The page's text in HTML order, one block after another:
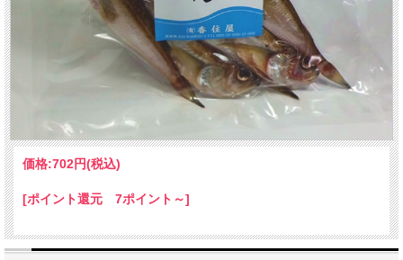
価格:702円(税込)
[ポイント還元 7ポイント～]